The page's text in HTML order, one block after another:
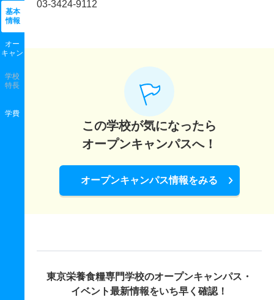
基本
情報
オー
キャン
学校
特長
学費
03-3424-9112
この学校が気になったら
オープンキャンパスへ！
オープンキャンパス情報をみる
東京栄養食糧専門学校のオープンキャンパス・
イベント最新情報をいち早く確認！